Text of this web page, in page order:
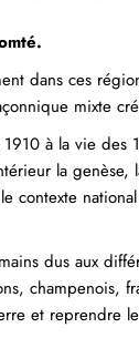
dans ces
mixte
à la vie des
la
contexte
dus aux
champenois,
et reprendre